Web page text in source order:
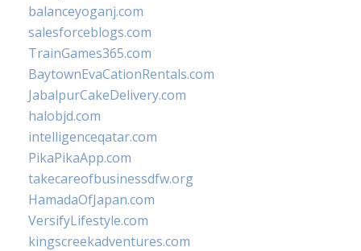
balanceyoganj.com
salesforceblogs.com
TrainGames365.com
BaytownEvaCationRentals.com
JabalpurCakeDelivery.com
halobjd.com
intelligenceqatar.com
PikaPikaApp.com
takecareofbusinessdfw.org
HamadaOfJapan.com
VersifyLifestyle.com
kingscreekadventures.com